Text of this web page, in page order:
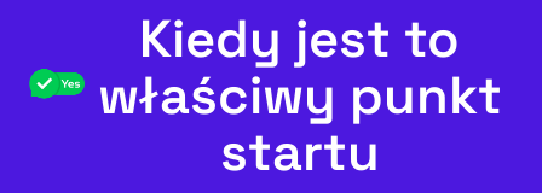
Kiedy jest to
właściwy punkt
startu